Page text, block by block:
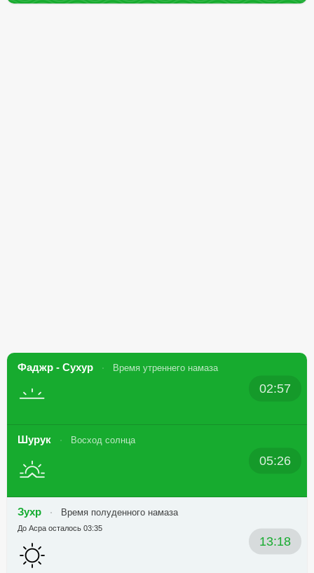
Фаджр - Сухур Время утреннего намаза
02:57
Шурук Восход солнца
05:26
Зухр Время полуденного намаза
13:18
До Асра осталось 03:35